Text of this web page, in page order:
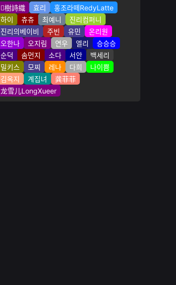
樹詩織 효리
홍조라떼RedyLatte
하이
츄츄 최예니
진리컴퍼니
진리의베이비
주빈 유민
온리원
오한나
오지림 연우 엘리
승승승
순덕
솜먼지 소다 서안
백세리
밀키스
모찌 레나 다희
나이쁨
김옥지
계집녀
龚菲菲
龙雪儿LongXueer